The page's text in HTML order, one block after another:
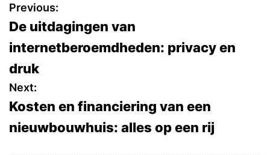
P
o
s
t
n
Previous:
De uitdagingen van
internetberoemdheden: privacy en
druk
Next:
Kosten en financiering van een
nieuwbouwhuis: alles op een rij